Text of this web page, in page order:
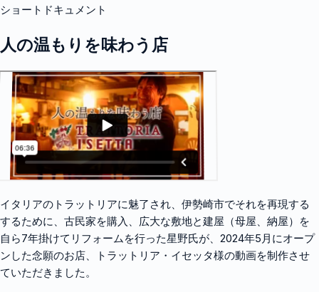
ショートドキュメント
人の温もりを味わう店
イタリアのトラットリアに魅了され、伊勢崎市でそれを再現する
するために、古民家を購入、広大な敷地と建屋（母屋、納屋）を
自ら7年掛けてリフォームを行った星野氏が、2024年5月にオープ
ンした念願のお店、トラットリア・イセッタ様の動画を制作させ
ていただきました。